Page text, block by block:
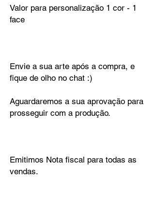
Valor para personalização 1 cor - 1
face
Envie a sua arte após a compra, e
fique de olho no chat :)
Aguardaremos a sua aprovação para
prosseguir com a produção.
Emitimos Nota fiscal para todas as
vendas.